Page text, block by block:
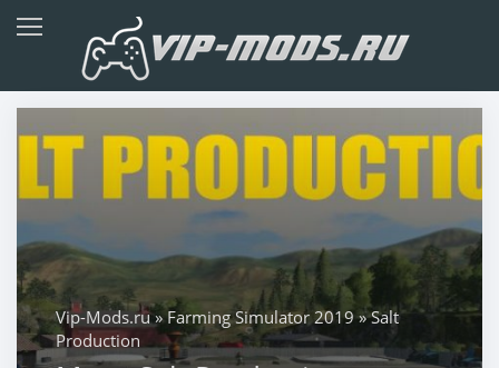
Vip-Mods.ru»Farming Simulator 2019» Salt
Production